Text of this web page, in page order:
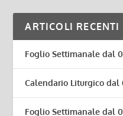
ARTICOLI RECENTI
Foglio Settimanale dal
Calendario Liturgico dal
Foglio Settimanale dal